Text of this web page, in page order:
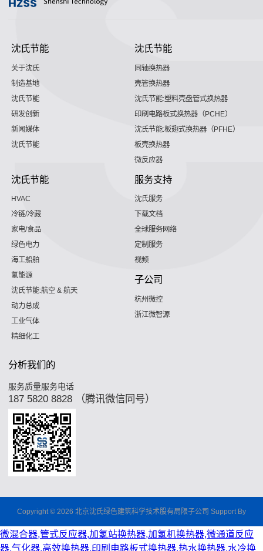
沈氏节能
关于沈氏
制造基地
沈氏节能
研发创新
新闻媒体
沈氏节能
沈氏节能
同轴换热器
壳管换热器
沈氏节能:塑料壳盘管式换热器
印刷电路板式换热器（PCHE）
沈氏节能:板翅式换热器（PFHE）
板壳换热器
微反应器
沈氏节能
HVAC
冷链/冷藏
家电/食品
绿色电力
海工船舶
氢能源
沈氏节能:航空 & 航天
动力总成
工业气体
精细化工
服务支持
沈氏服务
下载文档
全球服务网络
定制服务
视频
子公司
杭州微控
浙江微智源
分析我们的
服务质量服务电话
187 5820 8828 （腾讯微信同号）
Copyright © 2026 北京沈氏绿色建筑科学技术股有局限子公司 Support By
微混合器,管式反应器,加氢站换热器,加氢机换热器,微通道反应
器,气化器,高效换热器,印刷电路板式换热器,热水换热器,水冷换